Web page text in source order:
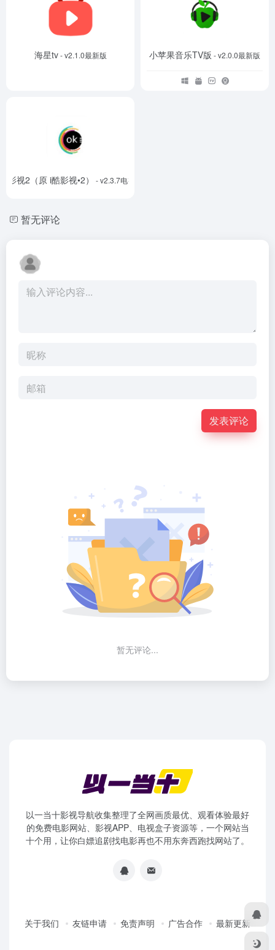
海星tv- v2.1.0最新版 小苹果音乐TV版 - v2.0.0最新版
影视2（原 i酷影视•2） - v2.3.7电视版
暂无评论
发表评论
暂无评论...
以一当十影视导航收集整理了全网画质最优、观看体验最好
的免费电影网站、影视APP、电视盒子资源等，一个网站当
十个用，让你白嫖追剧找电影再也不用东奔西跑找网站了。
关于我们 友链申请 免责声明 广告合作 最新更新